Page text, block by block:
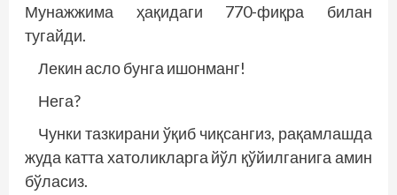
Мунажжима ҳақидаги 770-фиқра билан
тугайди.
Лекин асло бунга ишонманг!
Нега?
Чунки тазкирани ўқиб чиқсангиз, рақамлашда
жуда катта хатоликларга йўл қўйилганига амин
бўласиз.